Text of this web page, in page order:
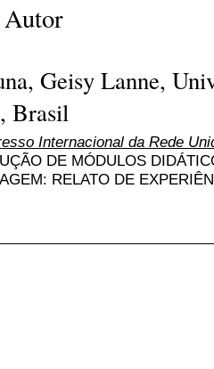
Geisy Lanne,
Brasil
Internacional da Rede
DE MÓDULOS
RELATO DE